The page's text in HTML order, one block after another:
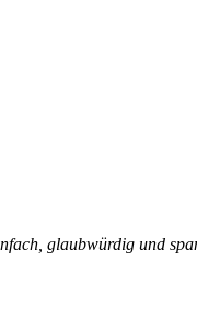
glaubwürdig und